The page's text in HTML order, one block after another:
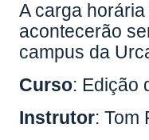
A carga
acontecerão
campus da
Curso: Edição
Instrutor: Tom